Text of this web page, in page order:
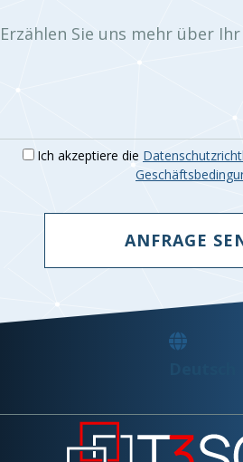
Erzählen Sie uns mehr über
Ich akzeptiere die
ANFRAGE